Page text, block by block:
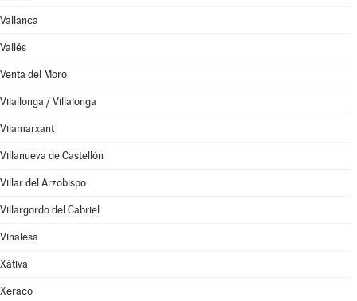
Vallanca
Vallés
Venta del Moro
Vilallonga / Villalonga
Vilamarxant
Villanueva de Castellón
Villar del Arzobispo
Villargordo del Cabriel
Vinalesa
Xàtiva
Xeraco